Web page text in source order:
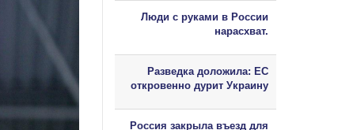
Люди с руками в России
нарасхват.
Разведка доложила: ЕС
откровенно дурит Украину
Россия закрыла въезд для